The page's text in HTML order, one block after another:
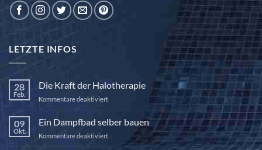
LETZTE INFOS
28
Feb.
Die Kraft der Halotherapie
Kommentare deaktiviertfür
Kraft
der
Halotherapie
09
Okt.
Ein Dampfbad selber bauen
Kommentare deaktiviertfür